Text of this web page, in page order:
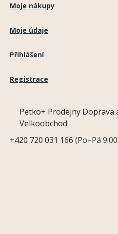
Moje nákupy
Moje údaje
Přihlášení
Registrace
Petko+ Prodejny Doprava
Velkoobchod
+420 720 031 166 (Po–Pá